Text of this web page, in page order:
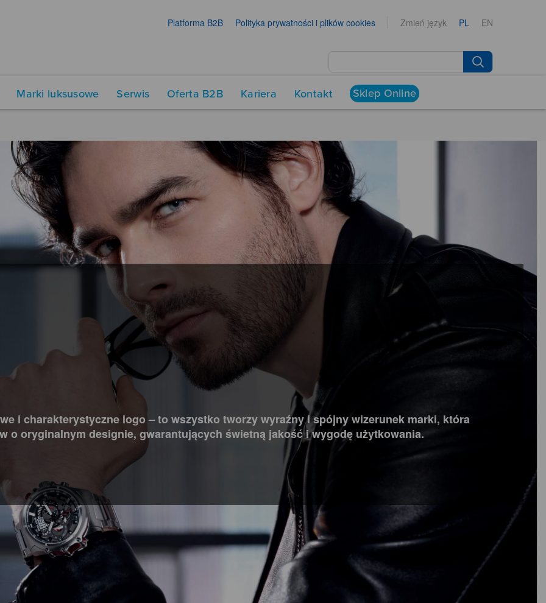
Platforma B2B Polityka prywatności i plików cookies Zmień język PL EN
Marki luksusowe Serwis Oferta B2B Kariera Kontakt Sklep Online
i charakterystyczne logo – to wszystko tworzy wyraźny i spójny wizerunek marki, która
o oryginalnym designie, gwarantujących świetną jakość i wygodę użytkowania.